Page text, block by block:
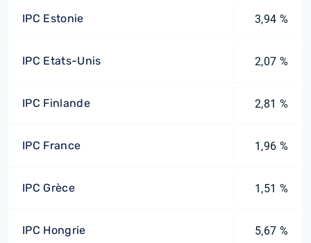
IPC Estonie 3,94 %
IPC Etats-Unis 2,07 %
IPC Finlande 2,81 %
IPC France 1,96 %
IPC Grèce 1,51 %
IPC Hongrie 5,67 %